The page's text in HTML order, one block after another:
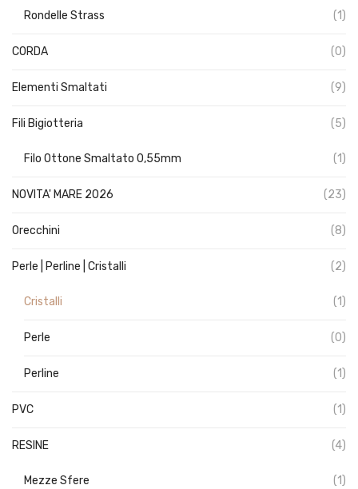
Rondelle Strass (1)
CORDA (0)
Elementi Smaltati (9)
Fili Bigiotteria (5)
Filo Ottone Smaltato 0,55mm (1)
NOVITA' MARE 2026 (23)
Orecchini (8)
Perle | Perline | Cristalli (2)
Cristalli (1)
Perle (0)
Perline (1)
PVC (1)
RESINE (4)
Mezze Sfere (1)